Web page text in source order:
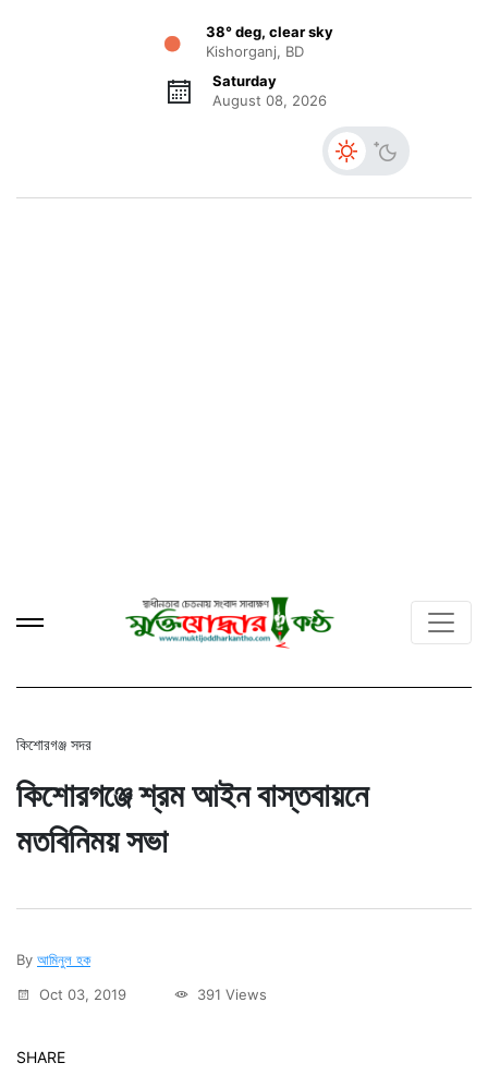
38° deg, clear sky
Kishorganj, BD
Saturday
August 08, 2026
কিশোরগঞ্জ সদর
কিশোরগঞ্জে শ্রম আইন বাস্তবায়নে
মতবিনিময় সভা
By আমিনুল হক
Oct 03, 2019
391 Views
SHARE